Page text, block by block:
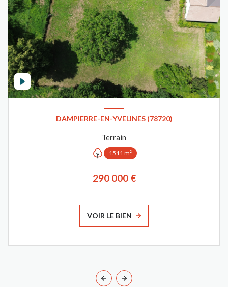
DAMPIERRE-EN-YVELINES (78720)
Terrain
1511 m²
290 000 €
VOIR LE BIEN